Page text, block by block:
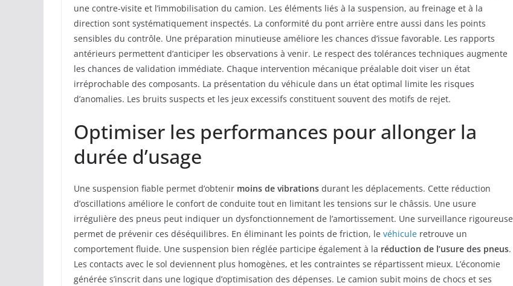
une contre-visite et l’immobilisation du camion. Les éléments liés à la suspension, au freinage et à la
direction sont systématiquement inspectés. La conformité du pont arrière entre aussi dans les points
sensibles du contrôle. Une préparation minutieuse améliore les chances d’issue favorable. Les rapports
antérieurs permettent d’anticiper les observations à venir. Le respect des tolérances techniques augmente
les chances de validation immédiate. Chaque intervention mécanique préalable doit viser un état
irréprochable des composants. La présentation du véhicule dans un état optimal limite les risques
d’anomalies. Les bruits suspects et les jeux excessifs constituent souvent des motifs de rejet.
Optimiser les performances pour allonger la
durée d’usage
Une suspension fiable permet d’obtenir moins de vibrations durant les déplacements. Cette réduction
d’oscillations améliore le confort de conduite tout en limitant les tensions sur le châssis. Une usure
irrégulière des pneus peut indiquer un dysfonctionnement de l’amortissement. Une surveillance rigoureuse
permet de prévenir ces déséquilibres. En éliminant les points de friction, le véhicule retrouve un
comportement fluide. Une suspension bien réglée participe également à la réduction de l’usure des pneus.
Les contacts avec le sol deviennent plus homogènes, et les contraintes se répartissent mieux. L’économie
générée s’inscrit dans une logique d’optimisation des dépenses. Le camion subit moins de chocs et ses